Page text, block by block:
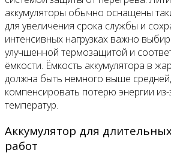
аккумуляторы обычно оснащены
для увеличения срока службы и
интенсивных нагрузках важно
улучшенной термозащитой и
ёмкости. Ёмкость аккумулятора в
должна быть немного выше
компенсировать потерю энергии
температур.
Аккумулятор для
работ